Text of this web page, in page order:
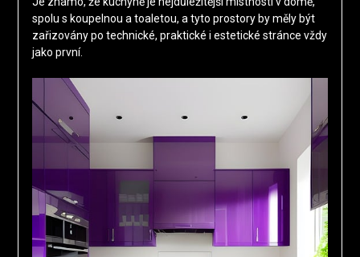
spolu s koupelnou a toaletou, a tyto prostory by měly být
zařizovány po technické, praktické i estetické stránce vždy
jako první.